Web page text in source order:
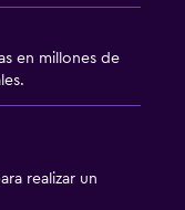
en millones de
realizar un